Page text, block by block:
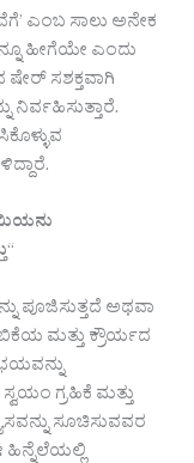
ಎಂಬ ಸಾಲು ಅನೇಕ
ಹೀಗೆಯೇ ಎಂದು
ಸಶಕ್ತವಾಗಿ
ನಿರ್ವಹಿಸುತ್ತಾರೆ.
“
ಪೂಜಿಸುತ್ತದೆ ಅಥವಾ
ಮತ್ತು ಕ್ರೌರ್ಯದ
ಗ್ರಹಿಕೆ ಮತ್ತು
ಸೂಚಿಸುವವರ
ಹಿನ್ನೆಲೆಯಲ್ಲಿ